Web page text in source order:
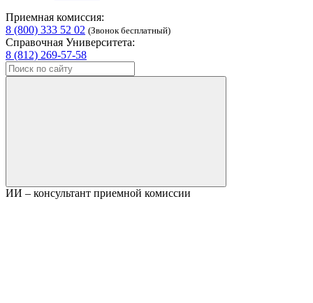
Приемная комиссия:
8 (800) 333 52 02 (Звонок бесплатный)
Справочная Университета:
8 (812) 269-57-58
ИИ – консультант приемной комиссии